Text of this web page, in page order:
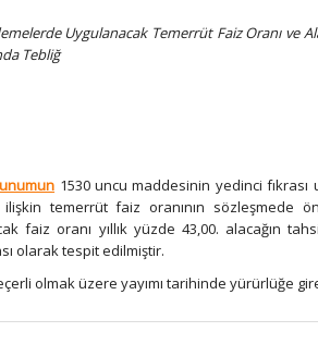
Uygulanacak Temerrüt Faiz Oranı ve
Tebliğ
1530 uncu maddesinin yedinci fıkrası
temerrüt faiz oranının sözleşmede
faiz oranı yıllık yüzde 43,00. alacağın
olarak tespit edilmiştir.
olmak üzere yayımı tarihinde yürürlüğe